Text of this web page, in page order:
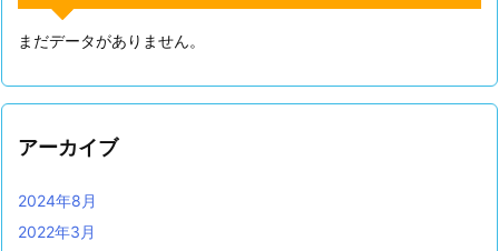
まだデータがありません。
アーカイブ
2024年8月
2022年3月